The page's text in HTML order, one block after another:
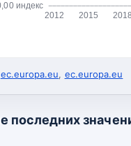
индекс
2012 2015 2018
ec.europa.eu, ec.europa.eu
последних